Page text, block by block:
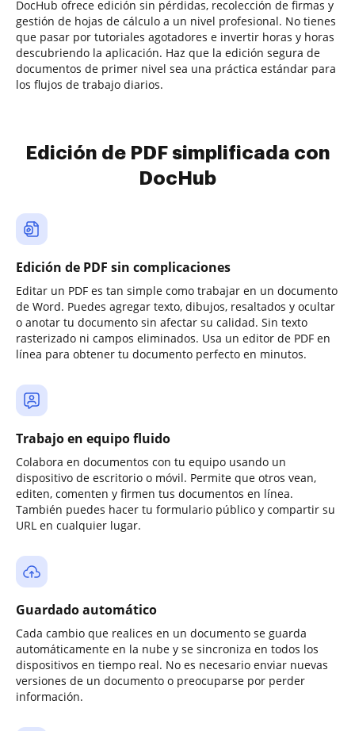
DocHub ofrece edición sin pérdidas, recolección de firmas y
gestión de hojas de cálculo a un nivel profesional. No tienes
que pasar por tutoriales agotadores e invertir horas y horas
descubriendo la aplicación. Haz que la edición segura de
documentos de primer nivel sea una práctica estándar para
los flujos de trabajo diarios.
Edición de PDF simplificada con
DocHub
Edición de PDF sin complicaciones
Editar un PDF es tan simple como trabajar en un documento
de Word. Puedes agregar texto, dibujos, resaltados y ocultar
o anotar tu documento sin afectar su calidad. Sin texto
rasterizado ni campos eliminados. Usa un editor de PDF en
línea para obtener tu documento perfecto en minutos.
Trabajo en equipo fluido
Colabora en documentos con tu equipo usando un
dispositivo de escritorio o móvil. Permite que otros vean,
editen, comenten y firmen tus documentos en línea.
También puedes hacer tu formulario público y compartir su
URL en cualquier lugar.
Guardado automático
Cada cambio que realices en un documento se guarda
automáticamente en la nube y se sincroniza en todos los
dispositivos en tiempo real. No es necesario enviar nuevas
versiones de un documento o preocuparse por perder
información.